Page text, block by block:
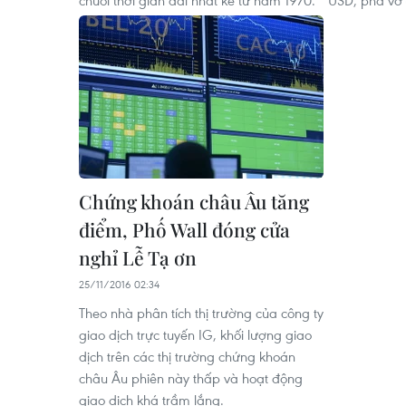
Chứng khoán châu Âu tăng
điểm, Phố Wall đóng cửa
nghỉ Lễ Tạ ơn
25/11/2016 02:34
Theo nhà phân tích thị trường của công ty
giao dịch trực tuyến IG, khối lượng giao
dịch trên các thị trường chứng khoán
châu Âu phiên này thấp và hoạt động
giao dịch khá trầm lắng.